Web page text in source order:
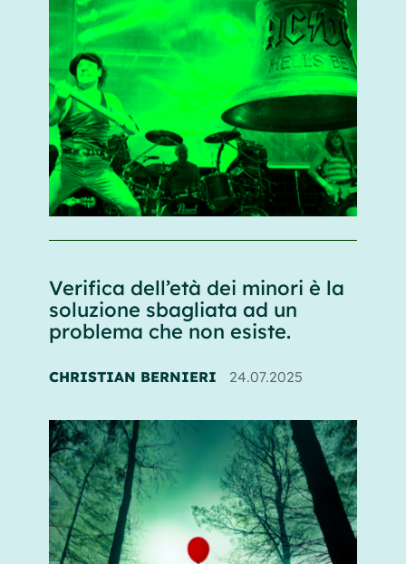
Verifica dell’età dei minori è la
soluzione sbagliata ad un
problema che non esiste.
CHRISTIAN BERNIERI 24.07.2025